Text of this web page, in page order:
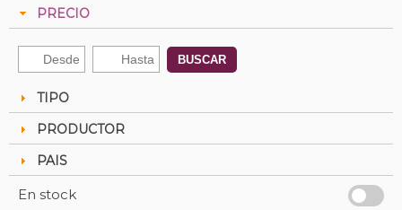
PRECIO
BUSCAR
TIPO
PRODUCTOR
PAIS
En stock